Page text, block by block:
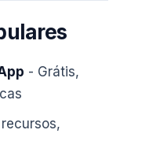
- Grátis,